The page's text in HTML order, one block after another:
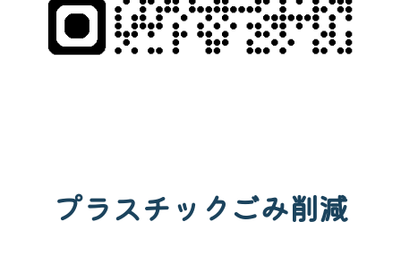
プラスチックごみ削減